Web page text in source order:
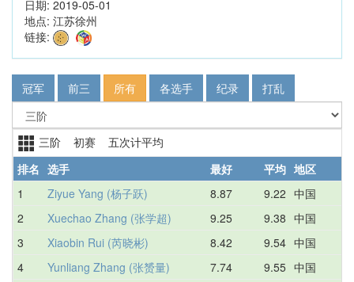
日期: 2019-05-01
地点: 江苏徐州
链接:
冠军 前三 所有 各选手 纪录 打乱
三阶 初赛 五次计平均
排名 选手 最好 平均 地区
1
Ziyue Yang (杨子跃) 8.87 9.22 中国
2 Xuechao Zhang (张学超) 9.25 9.38 中国
3 Xiaobin Rui (芮晓彬) 8.42 9.54 中国
4 Yunliang Zhang (张赟量) 7.74 9.55 中国